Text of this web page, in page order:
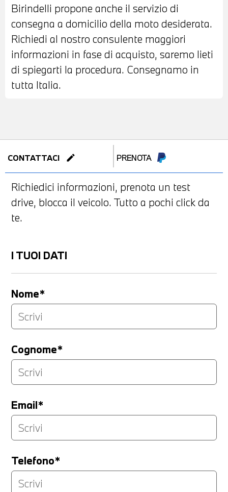
Birindelli propone anche il servizio di
consegna a domicilio della moto desiderata.
Richiedi al nostro consulente maggiori
informazioni in fase di acquisto, saremo lieti
di spiegarti la procedura. Consegnamo in
tutta Italia.
CONTATTACI edit PRENOTA
Richiedici informazioni, prenota un test
drive, blocca il veicolo. Tutto a pochi click da
te.
I TUOI DATI
Nome*
Cognome*
Email*
Telefono*